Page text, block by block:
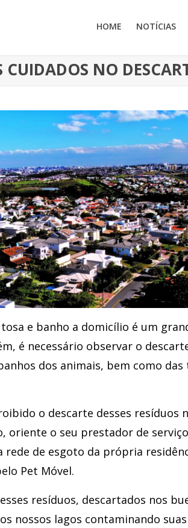
HOME NOTÍCIAS
NO
e banho a domicílio é um
é necessário observar o
dos animais, bem como das
o descarte desses resíduos
oriente o seu prestador de
de esgoto da própria
Pet Móvel.
resíduos, descartados nos
nossos lagos contaminando